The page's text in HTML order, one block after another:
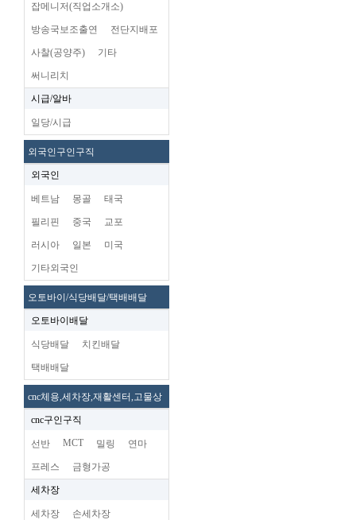
잡메니저(직업소개소)
방송국보조출연 전단지배포
사찰(공양주) 기타
써니리치
시급/알바
일당/시급
외국인구인구직
외국인
베트남 몽골 태국
필리핀 중국 교포
러시아 일본 미국
기타외국인
오토바이/식당배달/택배배달
오토바이배달
식당배달 치킨배달
택배배달
cnc체용,세차장,재활센터,고물상
cnc구인구직
선반 MCT 밀링 연마
프레스 금형가공
세차장
세차장 손세차장